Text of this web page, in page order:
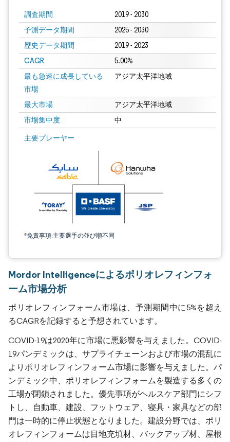
調査期間 2019 - 2030
予測データ期間 2025 - 2030
歴史データ期間 2019 - 2023
CAGR 5.00%
最も急速に成長している
市場
アジア太平洋地域
最大市場 アジア太平洋地域
市場集中度 中
主要プレーヤー
*免責事項:主要選手の並び順不同
Mordor Intelligenceによるポリオレフィンフォ
ーム市場分析
ポリオレフィンフォーム市場は、予測期間中に5%を超え
るCAGRを記録すると予想されています。
COVID-19は2020年に市場に悪影響を与えました。COVID-
19パンデミックは、サプライチェーンおよび市場の混乱に
よりポリオレフィンフォーム市場に影響を与えました。パ
ンデミック中、ポリオレフィンフォームを製造する多くの
工場が閉鎖されました。優先事項がヘルスケア部門にシフ
トし、自動車、建設、フットウェア、寝具・家具などの部
門は一時的に停止状態となりました。建設分野では、ポリ
オレフィンフォームは目地充填材、バックアップ材、屋根